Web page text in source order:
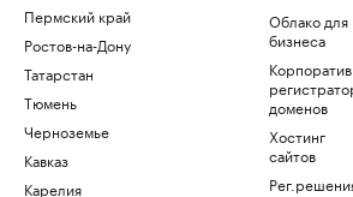
Пермский край
Ростов-на-Дону
Татарстан
Тюмень
Черноземье
Кавказ
Карелия
Облако для
бизнеса
доменов
Хостинг
сайтов